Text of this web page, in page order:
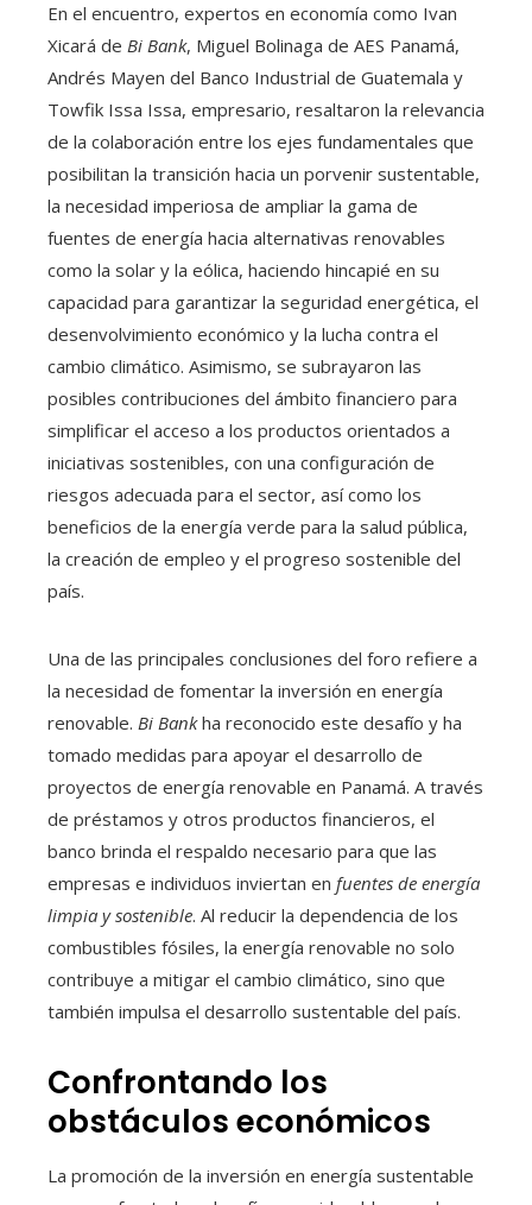
En el encuentro, expertos en economía como Ivan
Xicará de Bi Bank, Miguel Bolinaga de AES Panamá,
Andrés Mayen del Banco Industrial de Guatemala y
Towfik Issa Issa, empresario, resaltaron la relevancia
de la colaboración entre los ejes fundamentales que
posibilitan la transición hacia un porvenir sustentable,
la necesidad imperiosa de ampliar la gama de
fuentes de energía hacia alternativas renovables
como la solar y la eólica, haciendo hincapié en su
capacidad para garantizar la seguridad energética, el
desenvolvimiento económico y la lucha contra el
cambio climático. Asimismo, se subrayaron las
posibles contribuciones del ámbito financiero para
simplificar el acceso a los productos orientados a
iniciativas sostenibles, con una configuración de
riesgos adecuada para el sector, así como los
beneficios de la energía verde para la salud pública,
la creación de empleo y el progreso sostenible del
país.
Una de las principales conclusiones del foro refiere a
la necesidad de fomentar la inversión en energía
renovable. Bi Bankha reconocido este desafío y ha
tomado medidas para apoyar el desarrollo de
proyectos de energía renovable en Panamá. A través
de préstamos y otros productos financieros, el
banco brinda el respaldo necesario para que las
empresas e individuos inviertan en fuentes de energía
limpia y sostenible. Al reducir la dependencia de los
combustibles fósiles, la energía renovable no solo
contribuye a mitigar el cambio climático, sino que
también impulsa el desarrollo sustentable del país.
Confrontando los
obstáculos económicos
La promoción de la inversión en energía sustentable